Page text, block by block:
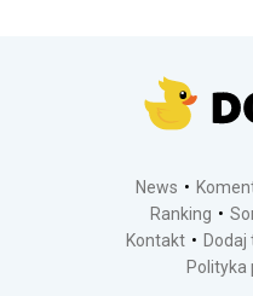
News
Ranking
Kontakt
Polityka